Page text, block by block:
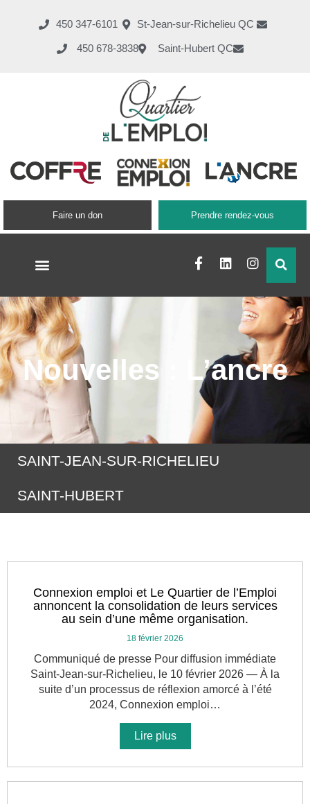
450 347-6101 St-Jean-sur-Richelieu QC
450 678-3838 Saint-Hubert QC
Faire un don Prendre rendez-vous
Nouvelles : L’ancre
SAINT-JEAN-SUR-RICHELIEU
SAINT-HUBERT
Connexion emploi et Le Quartier de l’Emploi
annoncent la consolidation de leurs services
au sein d’une même organisation.
18 février 2026
Communiqué de presse Pour diffusion immédiate
Saint-Jean-sur-Richelieu, le 10 février 2026 — À la
suite d’un processus de réflexion amorcé à l’été
2024, Connexion emploi…
Lire plus